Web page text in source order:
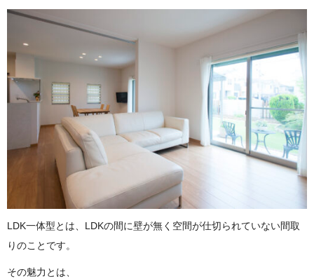
LDK一体型とは、LDKの間に壁が無く空間が仕切られていない間取
りのことです。
その魅力とは、